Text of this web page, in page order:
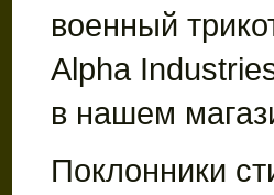
военный
Alpha
в нашем
Поклонники